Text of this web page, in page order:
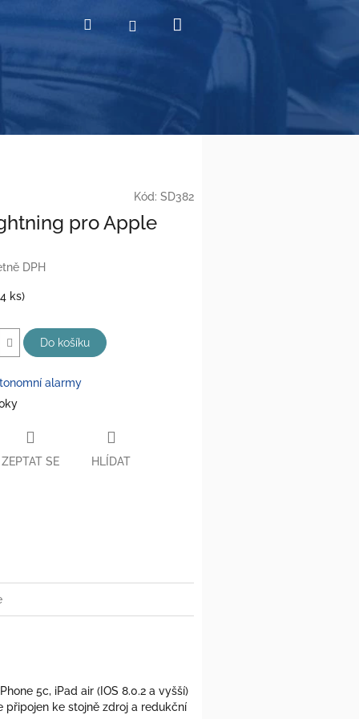
Hledat PřihlášeníNákupní
košík
Kód: SD382
pro Apple
DPH
ks)
Do košíku
alarmy
ZEPTAT SE HLÍDAT
5c, iPad air (IOS 8.0.2 a vyšší)
ke stojně zdroj a redukční